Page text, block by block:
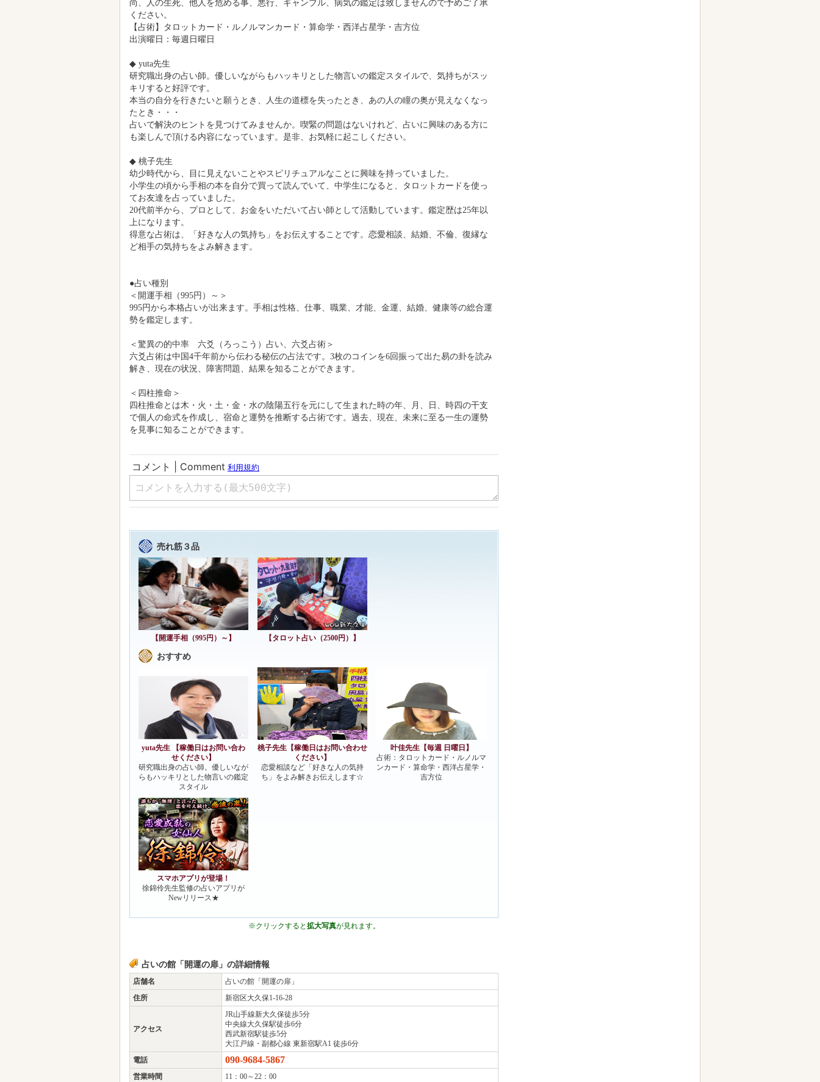
占いで解決のヒントを見つけてみませんか。喫緊の問題はないけれど、占いに興味のある方に
も楽しんで頂ける内容になっています。是非、お気軽に起こしください。
◆ 桃子先生
小学生の頃から手相の本を自分で買って読んでいて、中学生になると、タロットカードを使っ
てお友達を占っていました。
20代前半から、プロとして、お金をいただいて占い師として活動しています。鑑定歴は25年以
上になります。
得意な占術は、「好きな人の気持ち」をお伝えすることです。恋愛相談、結婚、不倫、復縁な
ど相手の気持ちをよみ解きます。
●占い種別
＜開運手相（995円）～＞
995円から本格占いが出来ます。手相は性格、仕事、職業、才能、金運、結婚、健康等の総合運
勢を鑑定します。
＜驚異の的中率 六爻（ろっこう）占い、六爻占術＞
六爻占術は中国4千年前から伝わる秘伝の占法です。3枚のコインを6回振って出た易の卦を読み
解き、現在の状況、障害問題、結果を知ることができます。
四柱推命とは木・火・土・金・水の陰陽五行を元にして生まれた時の年、月、日、時四の干支
で個人の命式を作成し、宿命と運勢を推断する占術です。過去、現在、未来に至る一生の運勢
を見事に知ることができます。
売れ筋３品
おすすめ
yuta先生 【稼働日はお問い合わ
せください】
研究職出身の占い師。優しいなが
らもハッキリとした物言いの鑑定
桃子先生【稼働日はお問い合わせ
ください】
スマホアプリが登場！
徐錦伶先生監修の占いアプリが
Newリリース★
※クリックすると
占いの館「開運の扉」の詳細情報
店舗名
占いの館「開運の扉」
新宿区大久保1-16-28
西武新宿駅徒歩5分
大江戸線・副都心線 東新宿駅A1 徒歩6分
営業時間
11：00～22：00
お問合せ時間
9：00～23：00
予約
可
定休日
不定休
クレジットカード
不可（現金のみ）
3席
宴会最大人数
6人
個室
なし